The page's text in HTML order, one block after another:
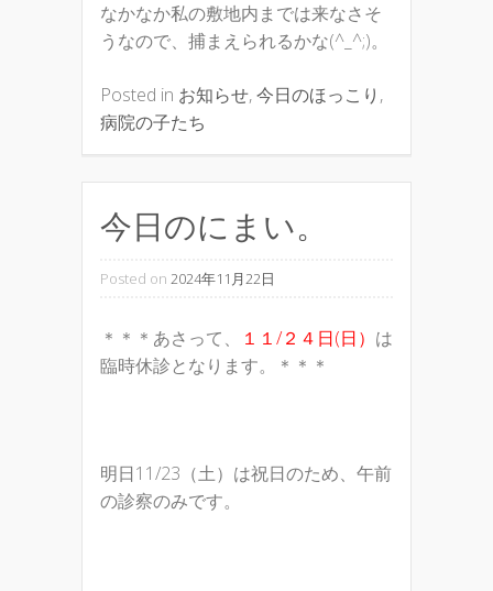
なかなか私の敷地内までは来なさそ
うなので、捕まえられるかな(^_^;)。
Posted in お知らせ,今日のほっこり ,
病院の子たち
今日のにまい。
Posted on 2024年11月22日
＊＊＊あさって、 １１/２４日(日） は
臨時休診となります。＊＊＊
明日11/23（土）は祝日のため、午前
の診察のみです。